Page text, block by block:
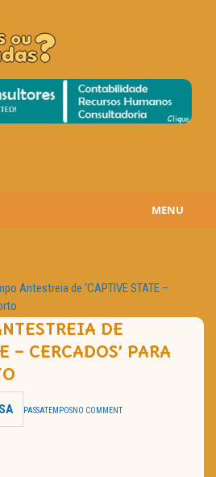
MENU
Antestreia de ‘CAPTIVE STATE –
DE
– CERCADOS’ PARA
PASSATEMPOSNO COMMENT